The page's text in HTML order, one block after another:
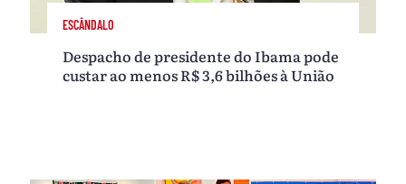
ESCÂNDALO
Despacho de presidente do Ibama pode
custar ao menos R$ 3,6 bilhões à União